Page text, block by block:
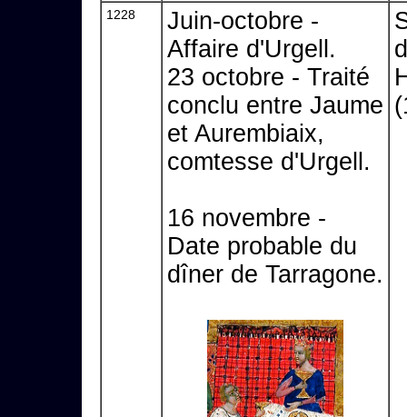
1228
Juin-octobre -
Affaire d'Urgell.
23 octobre - Traité
conclu entre Jaume
et Aurembiaix,
comtesse d'Urgell.
16 novembre -
Date probable du
dîner de Tarragone.